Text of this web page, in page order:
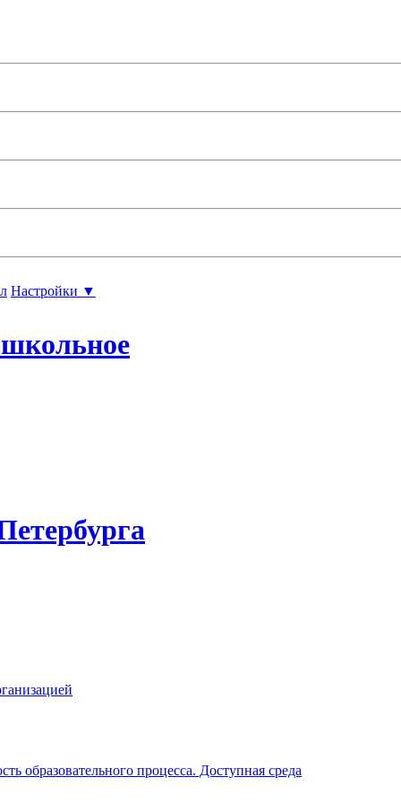
Настройки ▼
образовательного процесса. Доступная среда